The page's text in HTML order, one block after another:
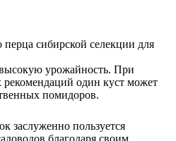
перца сибирской селекции для
урожайность. При
один куст может
помидоров.
заслуженно пользуется
благодаря своим